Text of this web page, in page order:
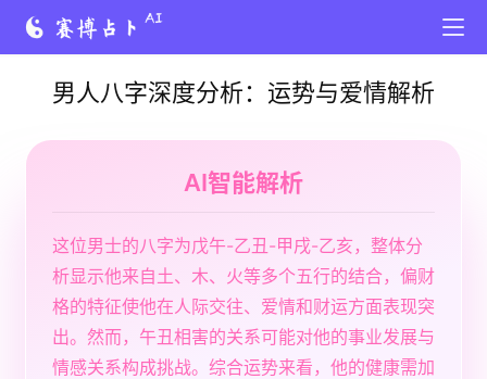
男人八字深度分析：运势与爱情解析
AI智能解析
这位男士的八字为戊午-乙丑-甲戌-乙亥，整体分
析显示他来自土、木、火等多个五行的结合，偏财
格的特征使他在人际交往、爱情和财运方面表现突
出。然而，午丑相害的关系可能对他的事业发展与
情感关系构成挑战。综合运势来看，他的健康需加